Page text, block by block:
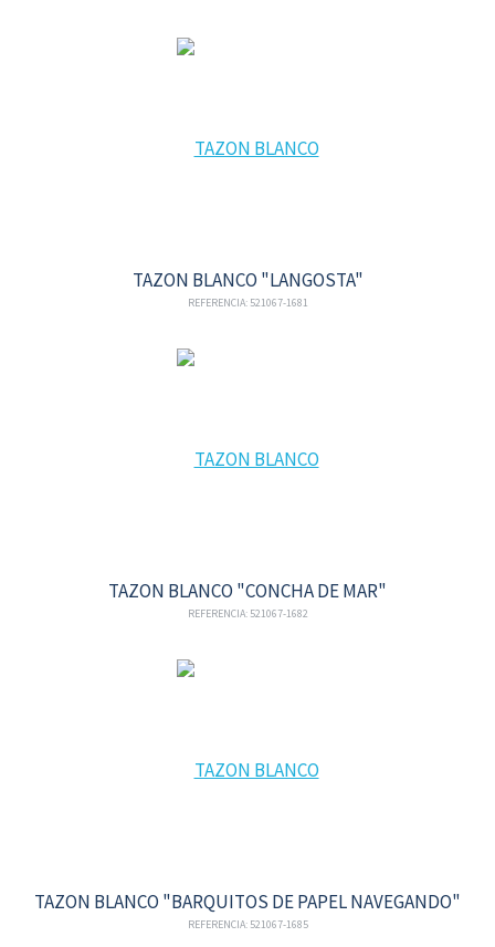
TAZON BLANCO "LANGOSTA"
REFERENCIA: 521067-1681
TAZON BLANCO "CONCHA DE MAR"
REFERENCIA: 521067-1682
TAZON BLANCO "BARQUITOS DE PAPEL NAVEGANDO"
REFERENCIA: 521067-1685